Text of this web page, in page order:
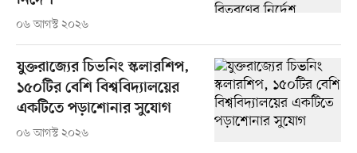
০৬ আগস্ট ২০২৬
যুক্তরাজ্যের চিভনিং স্কলারশিপ,
১৫০টির বেশি বিশ্ববিদ্যালয়ের
একটিতে পড়াশোনার সুযোগ
০৬ আগস্ট ২০২৬